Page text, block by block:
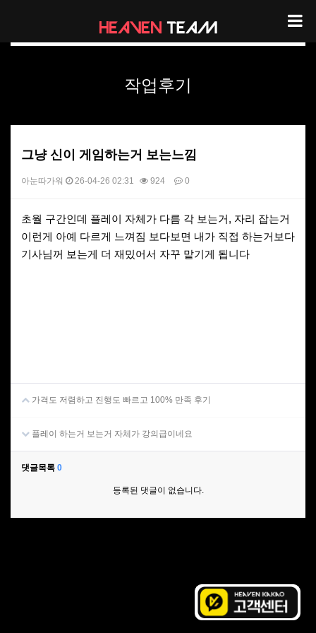
작업후기
그냥 신이 게임하는거 보는느낌
아눈따가워 26-04-26 02:31 924 0
본문
초월 구간인데 플레이 자체가 다름 각 보는거, 자리 잡는거
이런게 아예 다르게 느껴짐 보다보면 내가 직접 하는거보다
기사님꺼 보는게 더 재밌어서 자꾸 맡기게 됩니다
가격도 저렴하고 진행도 빠르고 100% 만족 후기
플레이 하는거 보는거 자체가 강의급이네요
댓글목록 0
등록된 댓글이 없습니다.